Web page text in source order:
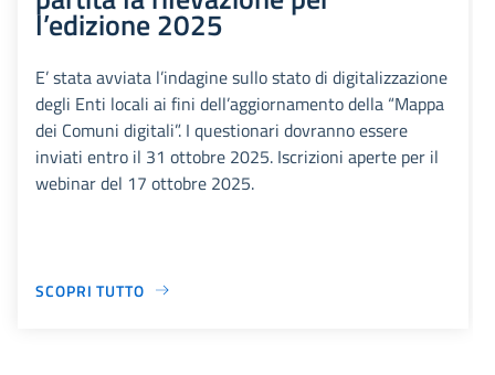
l’edizione 2025
E’ stata avviata l’indagine sullo stato di digitalizzazione
degli Enti locali ai fini dell’aggiornamento della “Mappa
dei Comuni digitali”. I questionari dovranno essere
inviati entro il 31 ottobre 2025. Iscrizioni aperte per il
webinar del 17 ottobre 2025.
SCOPRI TUTTO